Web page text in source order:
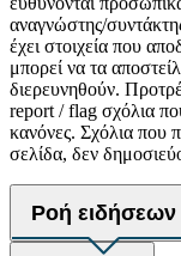
αναγνώστης/
έχει στοιχεία που
μπορεί να τα
διερευνηθούν.
report / flag σχόλια
κανόνες. Σχόλια που
σελίδα, δεν
Ροή ειδήσεων